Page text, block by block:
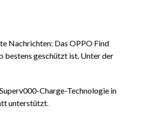
Nachrichten: Das OPPO Find
bestens geschützt ist. Unter der
Charge-Technologie in
unterstützt.